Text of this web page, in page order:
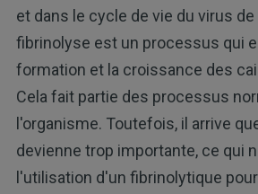
et dans le cycle de vie du virus de
fibrinolyse est un processus qui
formation et la croissance des
Cela fait partie des processus
l'organisme. Toutefois, il arrive
devienne trop importante, ce qui
l'utilisation d'un fibrinolytique